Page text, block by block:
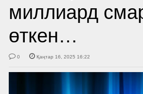
миллиард
өткен…
0 Қаңтар 16, 2025 16:22